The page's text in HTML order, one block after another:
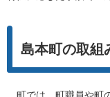
島本町の取組